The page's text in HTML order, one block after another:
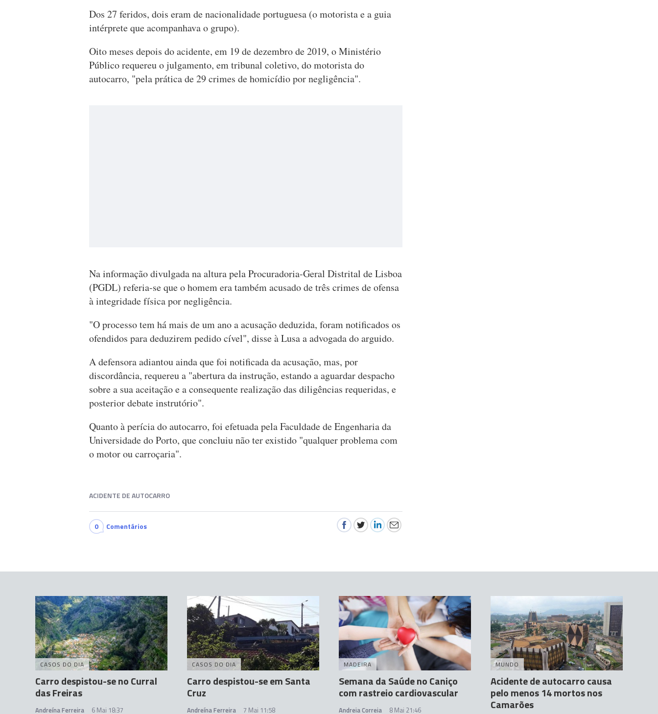
Dos 27 feridos, dois eram de nacionalidade portuguesa (o motorista e a guia
intérprete que acompanhava o grupo).
Oito meses depois do acidente, em 19 de dezembro de 2019, o Ministério
Público requereu o julgamento, em tribunal coletivo, do motorista do
autocarro, "pela prática de 29 crimes de homicídio por negligência".
Na informação divulgada na altura pela Procuradoria-Geral Distrital de Lisboa
(PGDL) referia-se que o homem era também acusado de três crimes de ofensa
à integridade física por negligência.
"O processo tem há mais de um ano a acusação deduzida, foram notificados os
ofendidos para deduzirem pedido cível", disse à Lusa a advogada do arguido.
A defensora adiantou ainda que foi notificada da acusação, mas, por
discordância, requereu a "abertura da instrução, estando a aguardar despacho
sobre a sua aceitação e a consequente realização das diligências requeridas, e
posterior debate instrutório".
Quanto à perícia do autocarro, foi efetuada pela Faculdade de Engenharia da
Universidade do Porto, que concluiu não ter existido "qualquer problema com
o motor ou carroçaria".
ACIDENTE DE AUTOCARRO
0 Comentários
CASOS DO DIA
Carro despistou-se no Curral
das Freiras
Andreína Ferreira 6 Mai 18:37
CASOS DO DIA
Carro despistou-se em Santa
Cruz
Andreína Ferreira 7 Mai 11:58
MADEIRA
Semana da Saúde no Caniço
com rastreio cardiovascular
Andreia Correia 8 Mai 21:46
MUNDO
Acidente de autocarro causa
pelo menos 14 mortos nos
Camarões